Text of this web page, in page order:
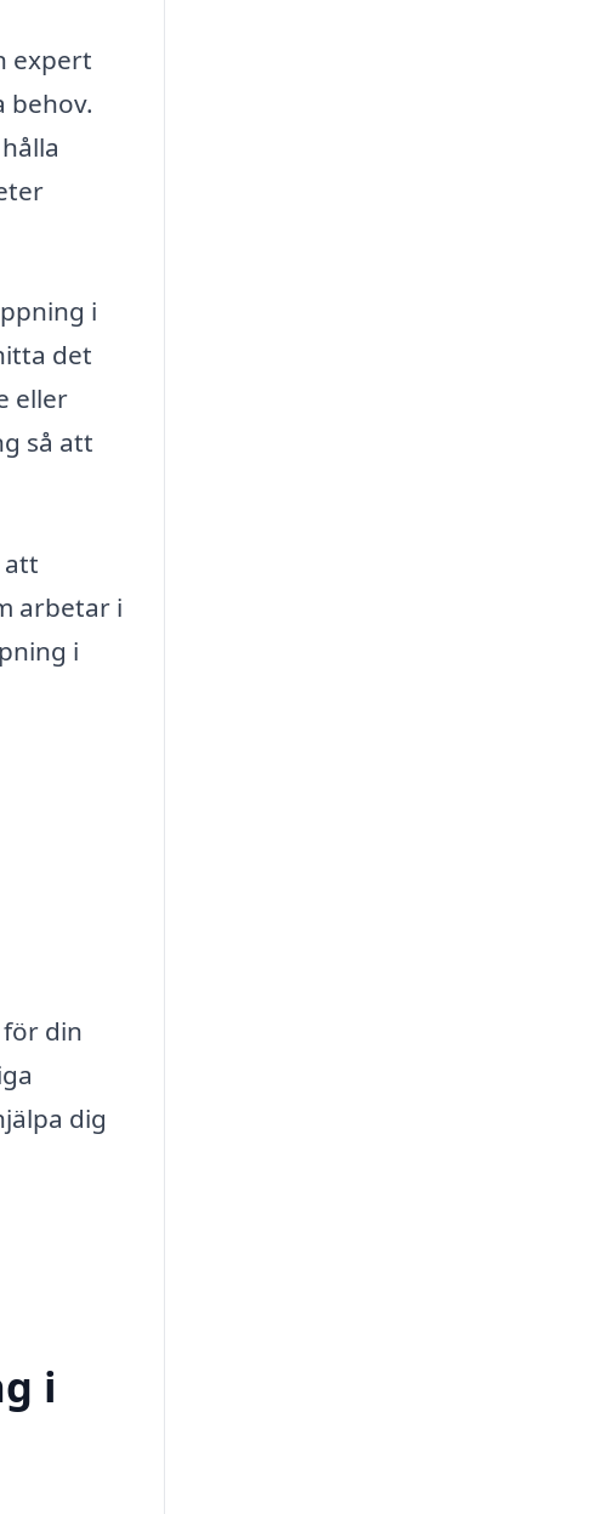
expert
behov.
i
det
eller
så att
att
arbetar i
i
din
dig
i